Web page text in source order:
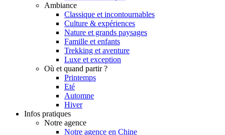
Ambiance
Classique et incontournables
Culture & expériences
Nature et grands paysages
Famille et enfants
Trekking et aventure
Luxe et exception
Où et quand partir ?
Printemps
Eté
Automne
Hiver
Infos pratiques
Notre agence
Notre agence en Chine